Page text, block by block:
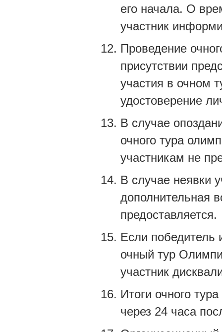
его начала. О
участник
Проведение
присутствии
участия в очном
удостоверение
В случае
очного тура
участникам не
В случае неявки
дополнительная
предоставляется.
Если победитель
очный тур
участник
Итоги очного
через 24 часа